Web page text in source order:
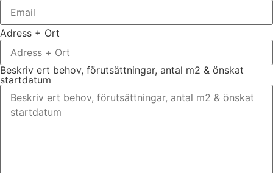
Adress + Ort
Beskriv ert behov, förutsättningar, antal m2 & önskat
startdatum